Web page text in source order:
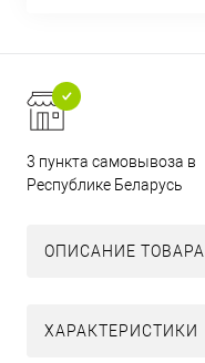
3 пункта самовывоза в
Республике Беларусь
ОПИСАНИЕ ТОВАРА
ХАРАКТЕРИСТИКИ